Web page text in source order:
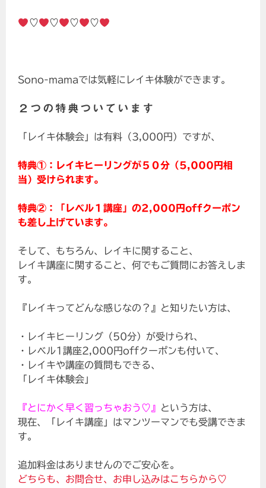
♡ ♡ ♡ ♡
Sono-mamaでは気軽にレイキ体験ができます。
２つの特典ついています
「レイキ体験会」は有料（3,000円）ですが、
特典①：レイキヒーリングが５０分（5,000円相
当）受けられます。
特典②：「レベル１講座」の2,000円offクーポン
も差し上げています。
そして、もちろん、レイキに関すること、
レイキ講座に関すること、何でもご質問にお答えしま
す。
『レイキってどんな感じなの？』と知りたい方は、
・レイキヒーリング（50分）が受けられ、
・レベル1講座2,000円offクーポンも付いて、
・レイキや講座の質問もできる、
「レイキ体験会」
『とにかく早く習っちゃおう♡』
という方は、
現在、「レイキ講座」はマンツーマンでも受講できま
す。
追加料金はありませんのでご安心を。
どちらも、お問合せ、お申し込みはこちらから♡